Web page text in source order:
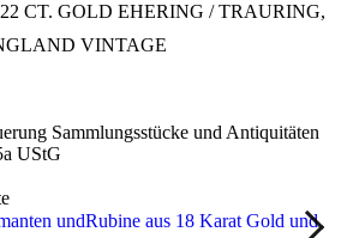
CT. GOLD EHERING / TRAURING,
VINTAGE
Sammlungsstücke und Antiquitäten
UStG